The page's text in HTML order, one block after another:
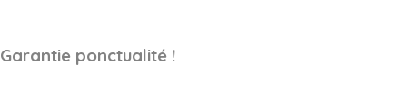
Garantie ponctualité !